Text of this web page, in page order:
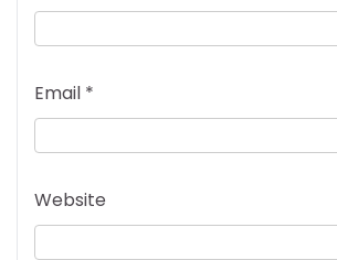
Email *
Website